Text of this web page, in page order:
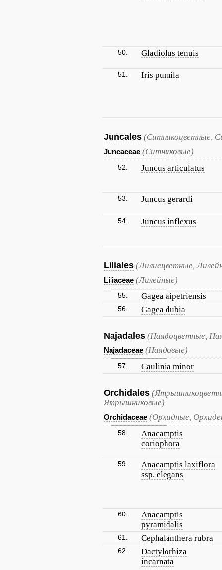
50. Gladiolus tenuis
51. Iris pumila
Juncales (Ситникоцветные,
Juncaceae (Ситниковые)
52. Juncus articulatus
53. Juncus gerardi
54. Juncus inflexus
Liliales (Лилиецветные,
Liliaceae (Лилейные)
55. Gagea aipetriensis
56. Gagea dubia
Najadales (Наядоцветные,
Najadaceae (Наядовые)
57. Caulinia minor
Orchidales
Ятрышниковые)
Orchidaceae (Орхидные,
58.
Anacamptis
coriophora
59.
Anacamptis laxiflora
ssp. elegans
60.
Anacamptis
pyramidalis
61. Cephalanthera rubra
62.
Dactylorhiza
incarnata